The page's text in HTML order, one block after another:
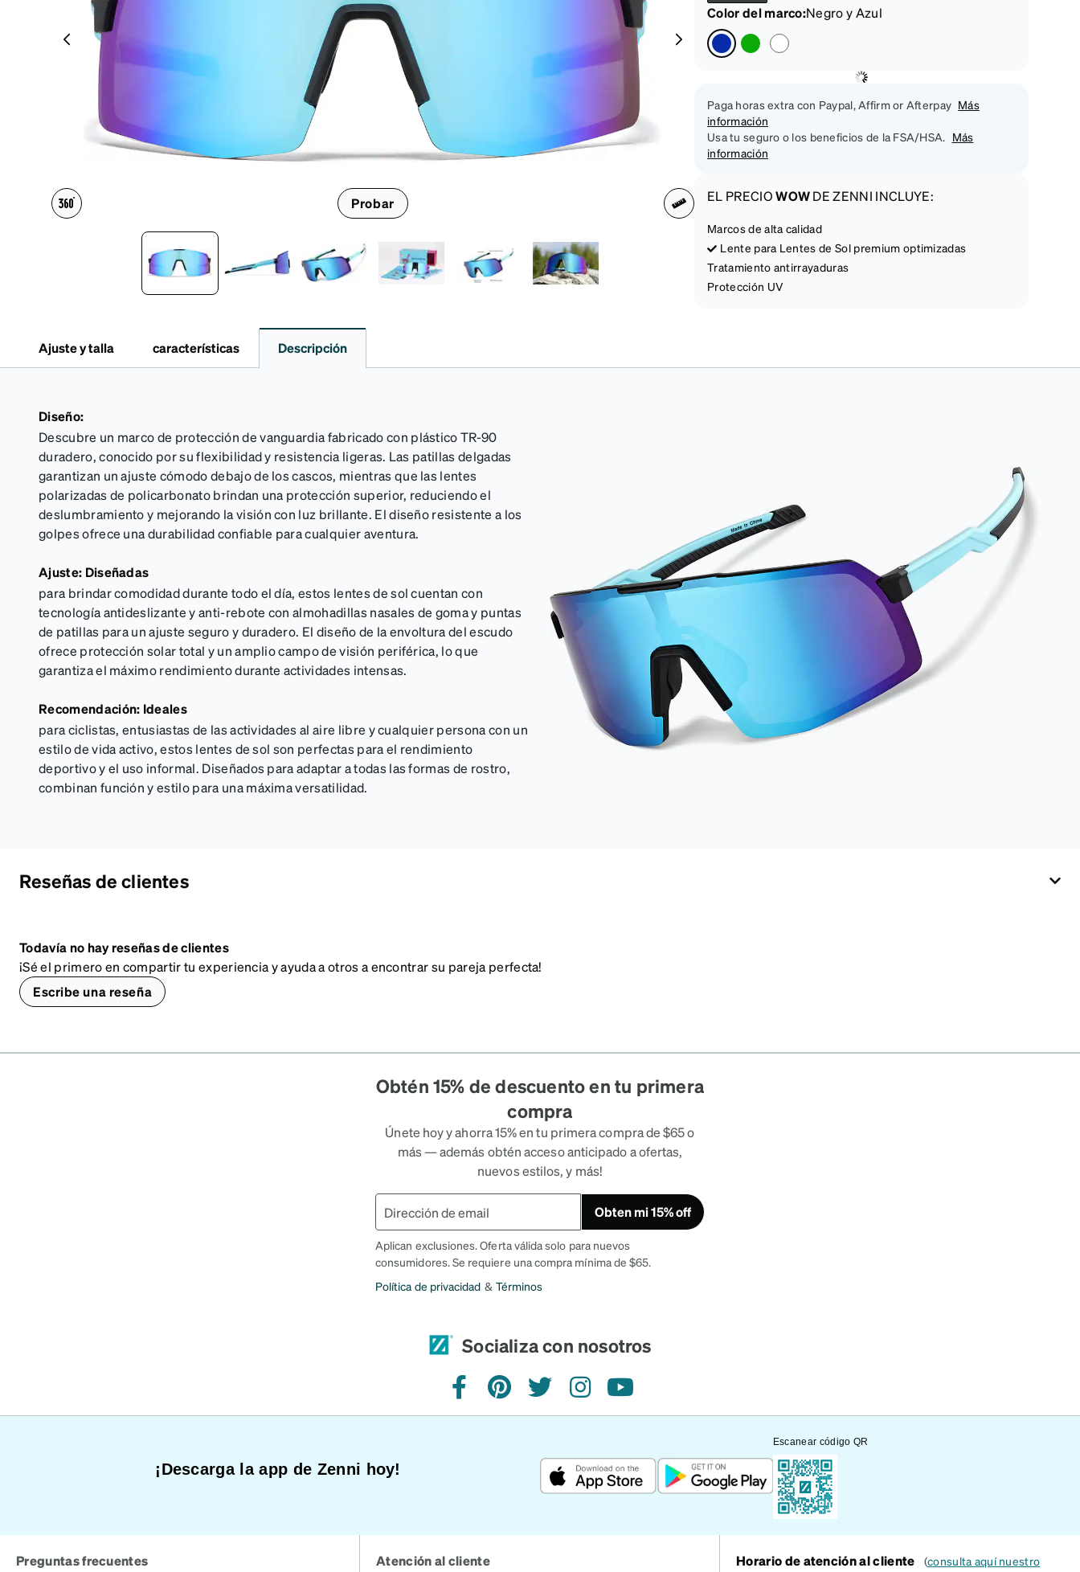
auriculares
Probar
Color del marco:Negro y Azul
Paga horas extra con Paypal, Affirm or Afterpay Más
información
Usa tu seguro o los beneficios de la FSA/HSA. Más
información
EL PRECIOWOWDE ZENNI INCLUYE:
Marcos de alta calidad
Lente para Lentes de Sol premium optimizadas
Tratamiento antirrayaduras
Protección UV
Ajuste y talla características Descripción
Diseño:
Descubre un marco de protección de vanguardia fabricado con plástico TR-90
duradero, conocido por su flexibilidad y resistencia ligeras. Las patillas delgadas
garantizan un ajuste cómodo debajo de los cascos, mientras que las lentes
polarizadas de policarbonato brindan una protección superior, reduciendo el
deslumbramiento y mejorando la visión con luz brillante. El diseño resistente a los
golpes ofrece una durabilidad confiable para cualquier aventura.
Ajuste: Diseñadas
para brindar comodidad durante todo el día, estos lentes de sol cuentan con
tecnología antideslizante y anti-rebote con almohadillas nasales de goma y puntas
de patillas para un ajuste seguro y duradero. El diseño de la envoltura del escudo
ofrece protección solar total y un amplio campo de visión periférica, lo que
garantiza el máximo rendimiento durante actividades intensas.
Recomendación: Ideales
para ciclistas, entusiastas de las actividades al aire libre y cualquier persona con un
estilo de vida activo, estos lentes de sol son perfectas para el rendimiento
deportivo y el uso informal. Diseñados para adaptar a todas las formas de rostro,
combinan función y estilo para una máxima versatilidad.
Reseñas de clientes
Todavía no hay reseñas de clientes
¡Sé el primero en compartir tu experiencia y ayuda a otros a encontrar su pareja perfecta!
Escribe una reseña
Obtén 15% de descuento en tu primera
compra
Únete hoy y ahorra 15% en tu primera compra de $65 o
más — además obtén acceso anticipado a ofertas,
nuevos estilos, y más!
Obten mi 15% off
Aplican exclusiones. Oferta válida solo para nuevos
consumidores. Se requiere una compra mínima de $65.
Política de privacidad & Términos
Socializa con nosotros
FacebookPinterestTwitterInstagramYouTube
¡Descarga la app de Zenni hoy!
Escanear código QR
Preguntas frecuentes Atención al cliente Horario de atención al cliente (consulta aquí nuestro